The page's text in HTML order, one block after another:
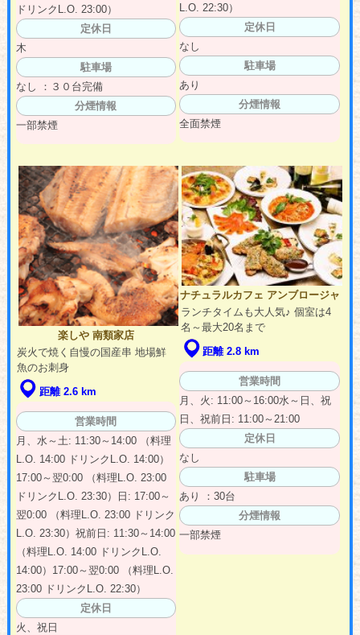
ドリンクL.O. 23:00）
定休日
木
駐車場
なし ：３０台完備
分煙情報
一部禁煙
L.O. 22:30）
定休日
なし
駐車場
あり
分煙情報
全面禁煙
楽しや 南類家店
炭火で焼く自慢の国産串 地場鮮
魚のお刺身
距離 2.6 km
営業時間
月、水～土: 11:30～14:00 （料理
L.O. 14:00 ドリンクL.O. 14:00）
17:00～翌0:00 （料理L.O. 23:00
ドリンクL.O. 23:30）日: 17:00～
翌0:00 （料理L.O. 23:00 ドリンク
L.O. 23:30）祝前日: 11:30～14:00
（料理L.O. 14:00 ドリンクL.O.
14:00）17:00～翌0:00 （料理L.O.
23:00 ドリンクL.O. 22:30）
定休日
火、祝日
ナチュラルカフェ アンブロージャ
ランチタイムも大人気♪ 個室は4
名～最大20名まで
距離 2.8 km
営業時間
月、火: 11:00～16:00水～日、祝
日、祝前日: 11:00～21:00
定休日
なし
駐車場
あり ：30台
分煙情報
一部禁煙